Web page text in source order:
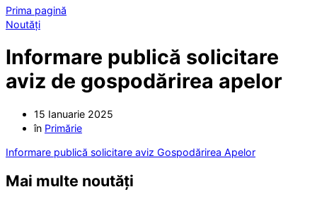
Prima pagină
Noutăți
Informare publică solicitare
aviz de gospodărirea apelor
15 Ianuarie 2025
în Primărie
Informare publică solicitare aviz Gospodărirea Apelor
Mai multe noutăți